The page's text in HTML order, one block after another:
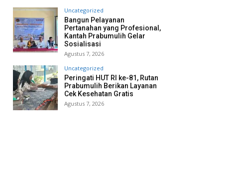
Uncategorized
Bangun Pelayanan
Pertanahan yang Profesional,
Kantah Prabumulih Gelar
Sosialisasi
Agustus 7, 2026
Uncategorized
Peringati HUT RI ke-81, Rutan
Prabumulih Berikan Layanan
Cek Kesehatan Gratis
Agustus 7, 2026